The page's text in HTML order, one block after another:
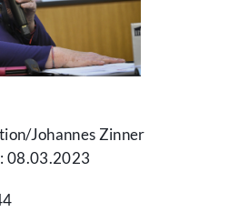
​Johannes Zinner
08.03.2023